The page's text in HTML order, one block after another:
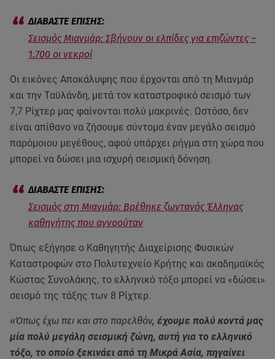
Σεισμός Μιανμάρ: Σβήνουν οι ελπίδες για επιζώντες –
1.700 οι νεκροί
Οι εικόνες Αποκάλυψης που έρχονται από τη Μιανμάρ
και την Ταϋλάνδη, μετά τον καταστροφικό σεισμό των
7,7 Ρίχτερ μας φαίνονται πολύ μακρινές. Ωστόσο, δεν
είναι απίθανο να ζήσουμε σύντομα έναν μεγάλο σεισμό
παρόμοιου μεγέθους, αφού υπάρχει ρήγμα στη χώρα που
μπορεί να δώσει μια ισχυρή σεισμική δόνηση.
Σεισμός στη Μιανμάρ: Βρέθηκε ζωντανός Έλληνας
καθηγήτης που αγνοούταν
Όπως εξήγησε ο Καθηγητής Διαχείρισης Φυσικών
Καταστροφών στο Πολυτεχνείο Κρήτης και ακαδημαϊκός
Κώστας Συνολάκης, το ελληνικό τόξο μπορεί να «δώσει»
σεισμό της τάξης των 8 Ρίχτερ.
«Όπως έχω πει και στο παρελθόν, έχουμε πολύ κοντά μας
μία πολύ μεγάλη σεισμική ζώνη, αυτή για το ελληνικό
τόξο, το οποίο ξεκινάει από τη Μικρά Ασία, πηγαίνει